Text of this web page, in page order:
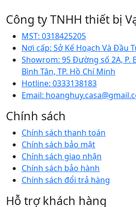
Công ty TNHH thiết bị
MST: 0318425205
Nơi cấp: Sở Kế Hoạch Và Đầu
Showrom: 95 Đường số 2A, P.
Bình Tân, TP. Hồ Chí Minh
Hotline: 0333138183
Email:
Chính sách
Chính sách thanh toán
Chính sách bảo mật
Chính sách giao nhận
Chính sách bảo hành
Chính sách đổi trả hàng
Hỗ trợ khách hàng